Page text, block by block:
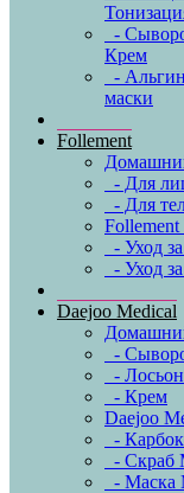
-
Крем
-
маски
Follement
- Для
- Для
Follement
- Уход
- Уход
Daejoo Medical
-
- Лосьон
- Крем
Daejoo
-
- Скраб
- Маска